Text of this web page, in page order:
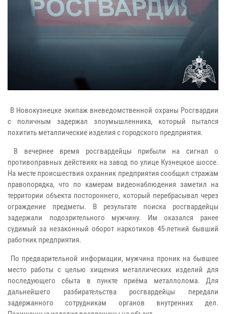
В Новокузнецке экипаж вневедомственной охраны Росгвардии
с поличным задержал злоумышленника, который пытался
похитить металлические изделия с городского предприятия.
В вечернее время росгвардейцы прибыли на сигнал о
противоправных действиях на завод по улице Кузнецкое шоссе.
На месте происшествия охранник предприятия сообщил стражам
правопорядка, что по камерам видеонаблюдения заметил на
территории объекта постороннего, который перебрасывал через
ограждение предметы. В результате поиска росгвардейцы
задержали подозрительного мужчину. Им оказался ранее
судимый за незаконный оборот наркотиков 45-летний бывший
работник предприятия.
По предварительной информации, мужчина проник на бывшее
место работы с целью хищения металлических изделий для
последующего сбыта в пункте приёма металлолома. Для
дальнейшего разбирательства росгвардейцы передали
задержанного сотрудникам органов внутренних дел.